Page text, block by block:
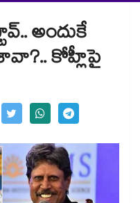
అందుకే
కోహ్లీపై